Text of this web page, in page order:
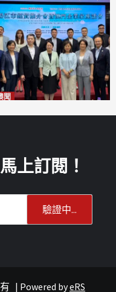
聞
上訂閱！
| Powered byeRS